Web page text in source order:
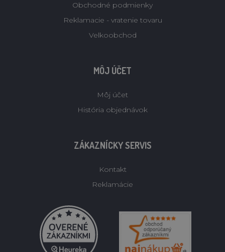
Obchodné podmienky
Reklamacie - vratenie tovaru
Velkoobchod
MÔJ ÚČET
Môj účet
História objednávok
ZÁKAZNÍCKY SERVIS
Kontakt
Reklamácie